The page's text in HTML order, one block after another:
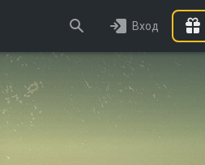
Вход